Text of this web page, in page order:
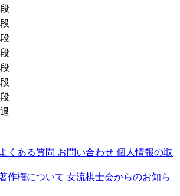
よくある質問 お問い合わせ 個人情報の取
作権について 女流棋士会からのお知ら